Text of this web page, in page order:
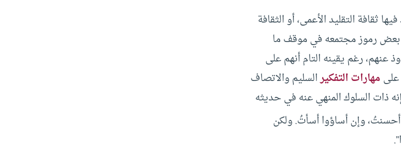
التقليد الأعمى، أو الثقافة
بعض رموز مجتمعه في موقف ما
عنهم، رغم يقينه التام أنهم على
مهارات التفكيرالسليم والاتصاف
ذات السلوك المنهي عنه في حديثه
وإن أساؤوا أسأتُ. ولكن